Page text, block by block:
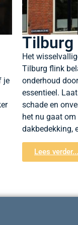
je
Tilburg
Het
Tilburg flink
onderhoud
essentieel.
schade en
het nu gaat
dakbedekking,
Lees verder...